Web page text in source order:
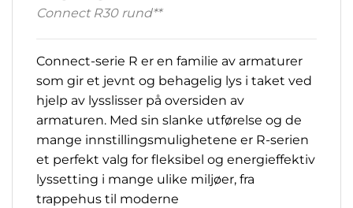
Connect R30 rund**
Connect-serie R er en familie av armaturer
som gir et jevnt og behagelig lys i taket ved
hjelp av lysslisser på oversiden av
armaturen. Med sin slanke utførelse og de
mange innstillingsmulighetene er R-serien
et perfekt valg for fleksibel og energieffektiv
lyssetting i mange ulike miljøer, fra
trappehus til moderne